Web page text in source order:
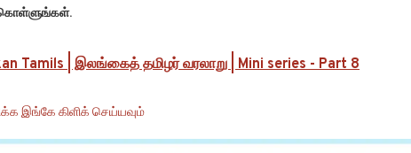
கொள்ளுங்கள்.
Tamils | இலங்கைத் தமிழர் வரலாறு | Mini series - Part 8
இங்கே கிளிக் செய்யவும்